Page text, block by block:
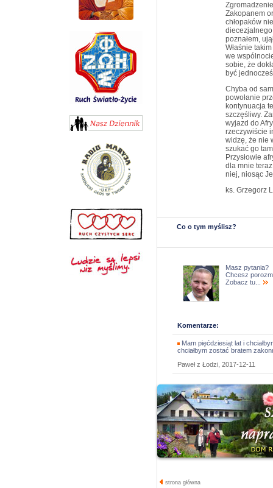
Zakopanem
chłopaków
poznałem,
Właśnie
we
sobie, że
być
Chyba od
powołanie
kontynuacja
szczęśliwy.
wyjazd do
rzeczywiście
widzę, że nie
szukać go
Przysłowie
dla mnie
niej, niosąc
ks. Grzegorz
Co o tym myślisz?
Masz pytania?
Chcesz
Zobacz tu...
Komentarze:
Mam pięćdziesiąt lat i
chciałbym zostać bratem
Paweł z Łodzi, 2017-12-11
strona główna